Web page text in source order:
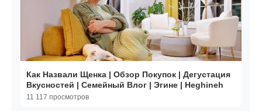
Как Назвали Щенка | Обзор Покупок | Дегустация
Вкусностей | Семейный Влог | Эгине | Heghineh
11 117 просмотров